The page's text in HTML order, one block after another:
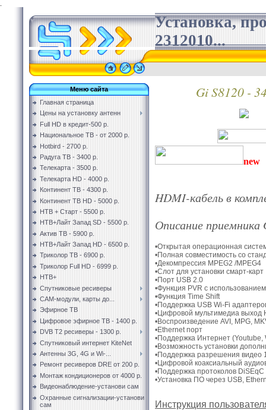
Установка,
2312010...
Меню сайта
Главная страница
Цены на установку антенн
Full HD в кредит-500 р.
Национальное ТВ - от 2000 р.
Hotbird - 2700 р.
Радуга ТВ - 3400 р.
Телекарта - 3500 р.
Телекарта HD - 4000 р.
Континент ТВ - 4300 р.
Континент ТВ HD - 5000 р.
НТВ + Старт - 5500 р.
НТВ+Лайт Запад SD - 5500 р.
Актив ТВ - 5900 р.
НТВ+Лайт Запад HD - 6500 р.
Триколор ТВ - 6900 р.
Триколор Full HD - 6999 р.
НТВ+
Спутниковые ресиверы
CAM-модули, карты до...
Эфирное ТВ
Цифровое эфирное ТВ - 1400 р.
DVB T2 ресиверы - 1300 р.
Спутниковый интернет KiteNet
Антенны 3G, 4G и Wi-...
Ремонт ресиверов DRE от 200 р.
Монтаж кондиционеров от 4000 р.
Видеонаблюдение-установи сам
Охранные сигнализации-установи
сам
Gi S8120 -
new
HDMI-кабель в
Описание приемника
•Открытая операционная
•Полная совместимость со
•Декомпрессия MPEG2 /MPEG4
•Слот для установки смарт-карт
•Порт USB 2.0
•Функция PVR с
•Функция Time Shift
•Поддержка USB Wi-Fi
•Цифровой мультимедиа выход
•Воспроизведение AVI, MPG,
•Ethernet порт
•Поддержка Интернет
•Возможность установки
•Поддержка разрешения видео
•Цифровой коаксиальный
•Поддержка протоколов
•Установка ПО через USB,
Инструкция